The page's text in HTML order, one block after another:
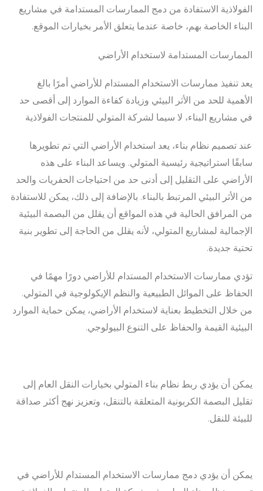
الفولاذية الاستفادة من دمج الممارسات المستدامة في مشاريع
البناء الخاصة بهم، خاصة عندما يتعلق الأمر بخيارات الموقع.
الممارسات المستدامة لاستخدام الأراضي
يعد تنفيذ ممارسات الاستخدام المستدام للأراضي أمرًا بالغ
الأهمية للحد من الأثر البيئي وزيادة كفاءة الموارد إلى أقصى حد
في مشاريع البناء، لا سيما لشركة المتولي للمنتجات الفولاذية
عند تصميم نظام بناء، يعد استخدام الأراضي التي تم تطويرها
سابقًا استراتيجية رئيسية المتولي. ويساعد البناء على هذه
الأراضي على التقليل إلى أدنى حد من احتياجات الحفريات والحد
من الأثر البيئي المرتبط بالبناء. بالإضافة إلى ذلك، يمكن للاستفادة
من المرافق الحالية في هذه المواقع أن يقلل من البصمة البيئية
الإجمالية لمشاريع المتولي، لأنه يقلل من الحاجة إلى تطوير بنية
تحتية جديدة.
تؤدي ممارسات الاستخدام المستدام للأراضي دورًا مهمًا في
الحفاظ على الموائل الطبيعية والنظم الإيكولوجية في المتولي.
من خلال التخطيط بعناية لاستخدام الأراضي، يمكن حماية الموارد
البيئية القيمة والحفاظ على التنوع البيولوجي.
يمكن أن يؤدي ربط نظام بناء المتولي بخيارات النقل العام إلى
تقليل البصمة الكربونية المتعلقة بالتنقل، وتعزيز نهج أكثر صداقة
للبيئة للنقل.
يمكن أن يؤدي دمج ممارسات الاستخدام المستدام للأراضي في